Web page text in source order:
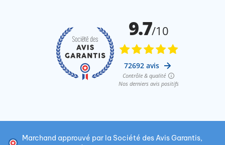
Marchand approuvé par la Société des Avis Garantis,